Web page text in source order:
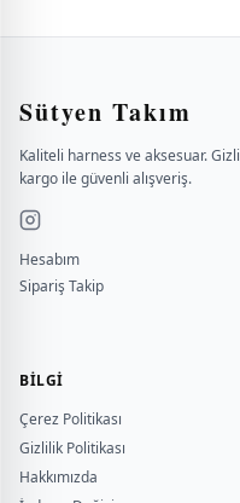
Sütyen Takım
Kaliteli harness ve aksesuar. Gizli
kargo ile güvenli alışveriş.
Hesabım
Sipariş Takip
BILGI
Çerez Politikası
Gizlilik Politikası
Hakkımızda